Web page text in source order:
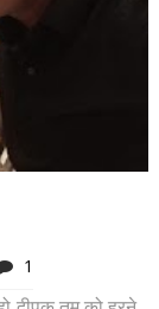
1